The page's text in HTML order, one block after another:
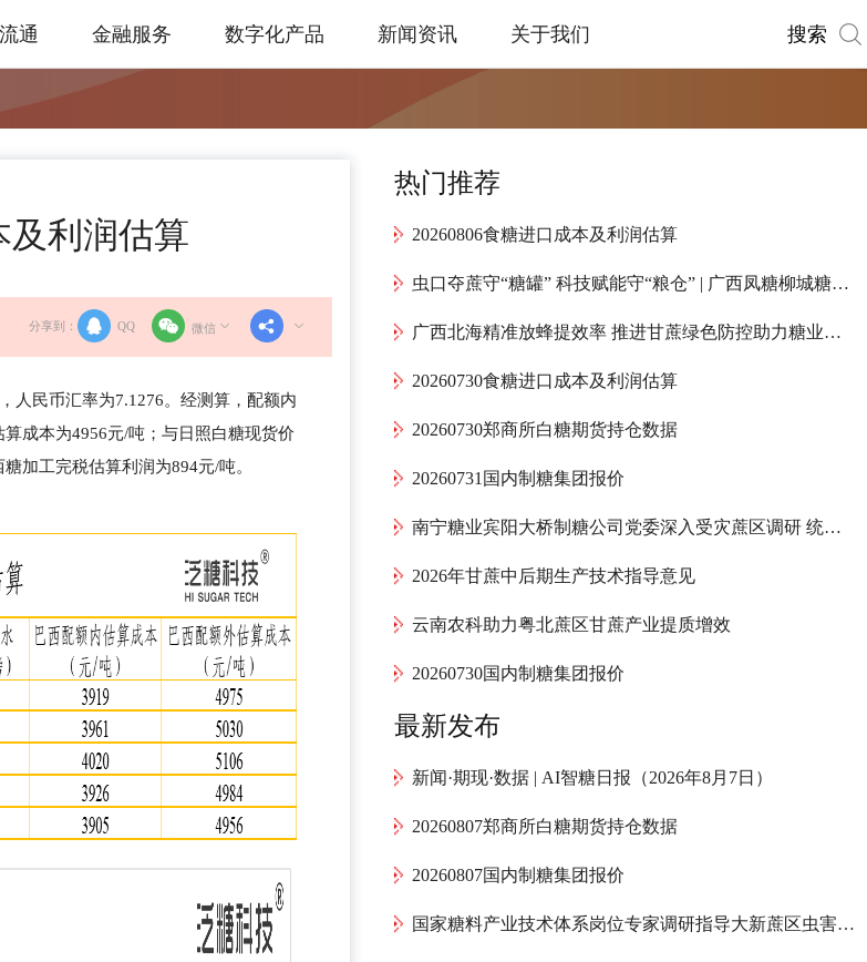
通 金融服务 数字化产品 新闻资讯 关于我们 搜索
及利润估算
分享到： QQ 微信
人民币汇率为7.1276。经测算，配额内
成本为4956元/吨；与日照白糖现货价
加工完税估算利润为894元/吨。
热门推荐
20260806食糖进口成本及利润估算
虫口夺蔗守“糖罐” 科技赋能守“粮仓” | 广西凤糖柳城糖厂全力护航“甜蜜产业”高质量发展
广西北海精准放蜂提效率 推进甘蔗绿色防控助力糖业提质增效
20260730食糖进口成本及利润估算
20260730郑商所白糖期货持仓数据
20260731国内制糖集团报价
南宁糖业宾阳大桥制糖公司党委深入受灾蔗区调研 统筹推进甘蔗灾后复产工作
2026年甘蔗中后期生产技术指导意见
云南农科助力粤北蔗区甘蔗产业提质增效
20260730国内制糖集团报价
最新发布
新闻·期现·数据 | AI智糖日报（2026年8月7日）
20260807郑商所白糖期货持仓数据
20260807国内制糖集团报价
国家糖料产业技术体系岗位专家调研指导大新蔗区虫害防治